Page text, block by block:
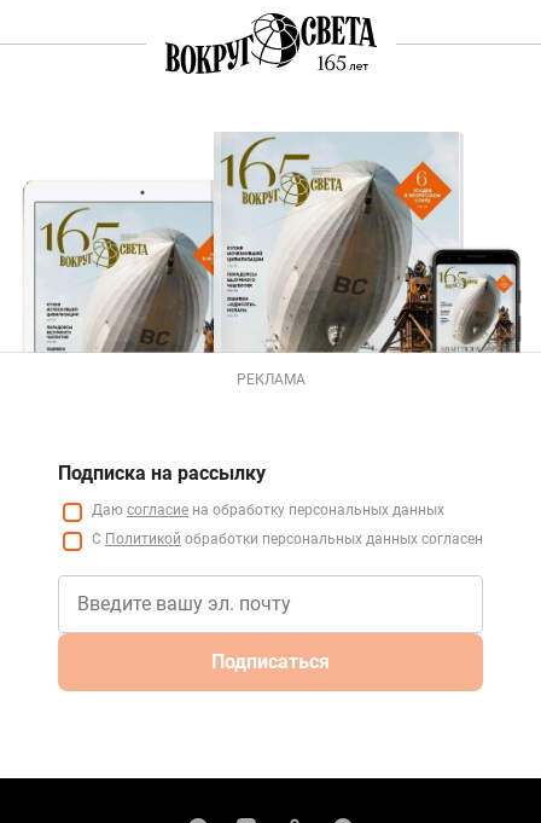
РЕКЛАМА
Подписка на рассылку
Даю согласие на обработку персональных данных
С Политикой обработки персональных данных согласен
Подписаться